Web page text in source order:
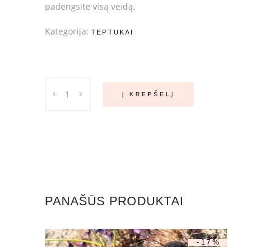
padengsite visą veidą.
Kategorija: TEPTUKAI
pudros
Į KREPŠELĮ
PANAŠŪS PRODUKTAI
-17%